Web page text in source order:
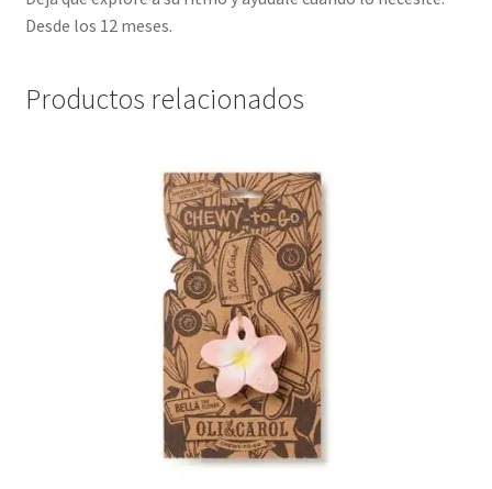
Desde los 12 meses.
Productos relacionados